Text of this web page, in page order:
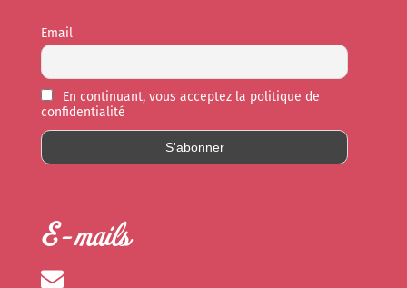
Email
En continuant, vous acceptez la politique de
confidentialité
E-mails